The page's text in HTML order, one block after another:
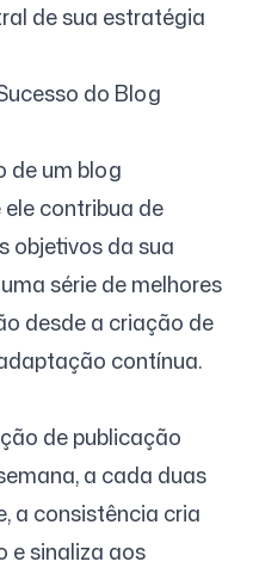
de sua estratégia
do Blog
de um blog
contribua de
objetivos da sua
série de melhores
desde a criação de
contínua.
de publicação
a cada duas
a consistência cria
e sinaliza aos